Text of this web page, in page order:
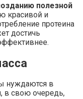
полезной
красивой и
протеина
достичь
нуждаются в
в свою очередь,